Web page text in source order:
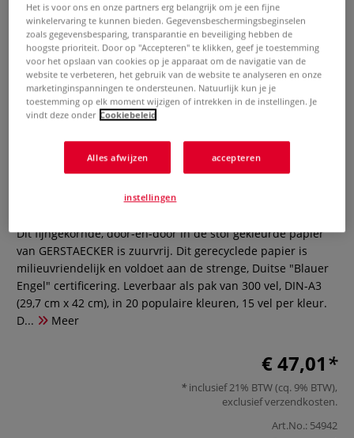
GERSTAECKER gekleurd papier -
assorti 300 vel
0 Beoordeling
Dit fijngekornde, door-en-door in de stof gekleurde papier
van GERSTAECKER is zuurvrij. Dit gerecyclede papier is
milieuvriendelijk en voldoet aan de strenge, Duitse "Blauer
Engel" certificering. Leverbaar als pak van 300 vel, DIN-A3
(29,7 cm x 42 cm), in 20 populaire kleuren, 15 vel per kleur.
D...
Meer
€ 47,01
inclusief 21% BTW (cq. 9% BTW),
exclusiefverzendkosten.
Art.No.: 54942
Het is voor ons en onze partners erg belangrijk om je een fijne
winkelervaring te kunnen bieden. Gegevensbeschermingsbeginselen
zoals gegevensbesparing, transparantie en beveiliging hebben de
hoogste prioriteit. Door op "Accepteren" te klikken, geef je toestemming
voor het opslaan van cookies op je apparaat om de navigatie van de
website te verbeteren, het gebruik van de website te analyseren en onze
marketinginspanningen te ondersteunen. Natuurlijk kun je je
toestemming op elk moment wijzigen of intrekken in de instellingen. Je
vindt deze onder Cookiebeleid
Alles afwijzen accepteren
instellingen